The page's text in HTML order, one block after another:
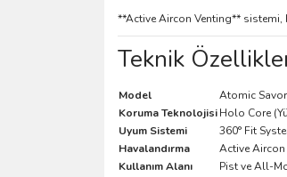
**Active Aircon Venting** sistemi,
Teknik
Model
Atomic
Koruma TeknolojisiHolo Core
Uyum Sistemi
360° Fit
Havalandırma
Active
Kullanım Alanı
Pist ve All-